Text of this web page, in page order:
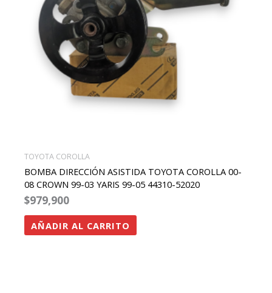
TOYOTA COROLLA
BOMBA DIRECCIÓN ASISTIDA TOYOTA COROLLA 00-
08 CROWN 99-03 YARIS 99-05 44310-52020
$979,900
AÑADIR AL CARRITO